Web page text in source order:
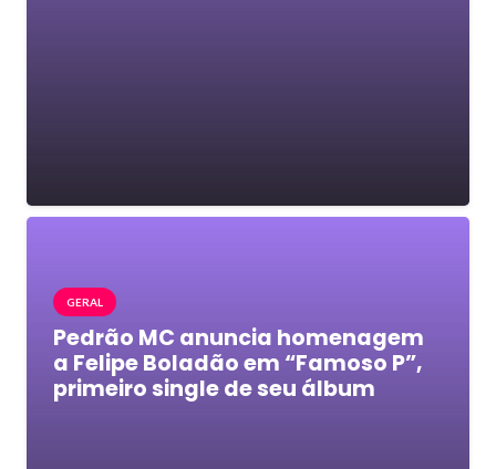
GERAL
Pedrão MC anuncia homenagem
a Felipe Boladão em “Famoso P”,
primeiro single de seu álbum